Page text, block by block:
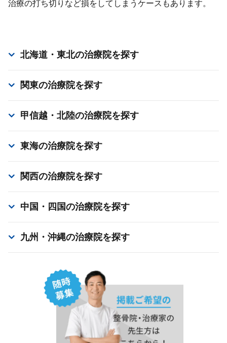
治療の打ち切りなど損をしてしまうケースもあります。
北海道・東北の治療院を探す
関東の治療院を探す
甲信越・北陸の治療院を探す
東海の治療院を探す
関西の治療院を探す
中国・四国の治療院を探す
九州・沖縄の治療院を探す